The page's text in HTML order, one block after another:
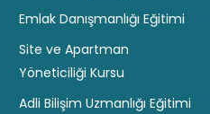
Emlak Danışmanlığı Eğitimi
Site ve Apartman
Yöneticiliği Kursu
Adli Bilişim Uzmanlığı Eğitimi